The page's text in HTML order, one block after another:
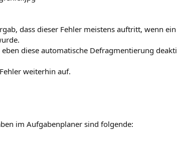
dass dieser Fehler meistens auftritt, wenn
diese automatische Defragmentierung
weiterhin auf.
im Aufgabenplaner sind folgende: